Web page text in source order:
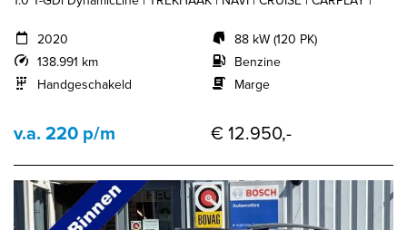
2020
138.991 km
Handgeschakeld
88 kW (120 PK)
Benzine
Marge
v.a. 220 p/m € 12.950,-